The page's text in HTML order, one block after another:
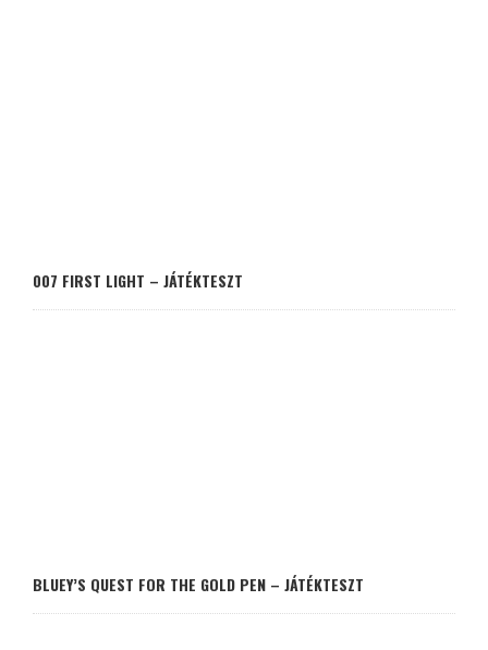
007 FIRST LIGHT – JÁTÉKTESZT
BLUEY’S QUEST FOR THE GOLD PEN – JÁTÉKTESZT